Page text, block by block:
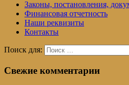
Законы, постановления,
Финансовая отчетность
Наши реквизиты
Контакты
Поиск для:
Свежие комментарии